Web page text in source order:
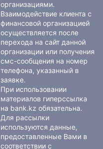
организациями.
Взаимодействие клиента с
финансовой организацией
осуществляется после
перехода на сайт данной
организации или получения
смс-сообщения на номер
телефона, указанный в
заявке.
При использовании
материалов гиперссылка
на bank.kz обязательна.
Для рассылки
используются данные,
предоставленные Вами в
соответствии с